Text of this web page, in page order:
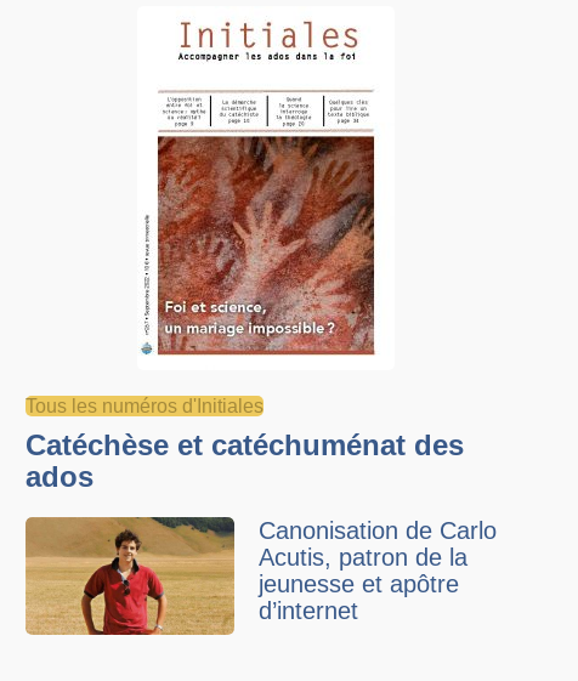
Tous les numéros d'Initiales
Catéchèse et catéchuménat des
ados
Canonisation de Carlo
Acutis, patron de la
jeunesse et apôtre
d’internet